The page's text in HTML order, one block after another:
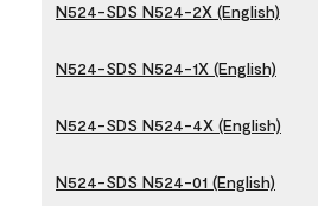
N524-SDS N524-2X (English)
N524-SDS N524-1X (English)
N524-SDS N524-4X (English)
N524-SDS N524-01 (English)